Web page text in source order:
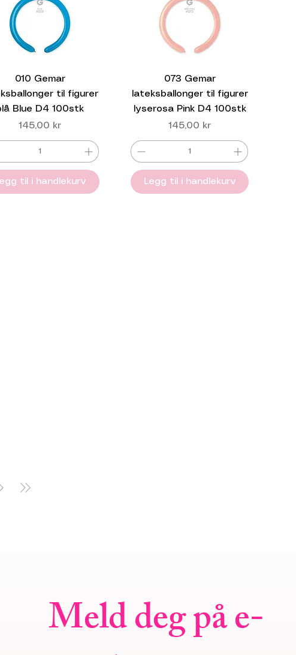
010 Gemar
til figurer
Blue D4 100stk
Pris
145,00 kr
til i handlekurv
073 Gemar
lateksballonger til figurer
lyserosa Pink D4 100stk
Pris
145,00 kr
Legg til i handlekurv
Meld deg på e-